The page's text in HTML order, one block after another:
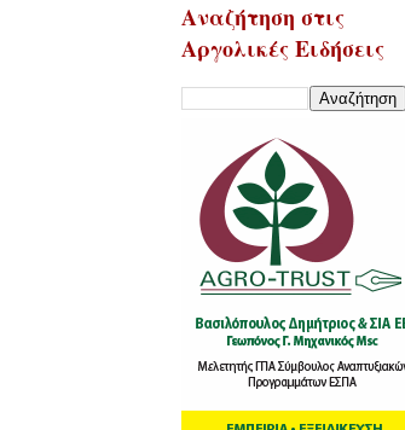
Αναζήτηση στις
Αργολικές Ειδήσεις